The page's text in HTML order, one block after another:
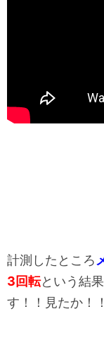
計測したところ
3回転という結
す！！見たか！！